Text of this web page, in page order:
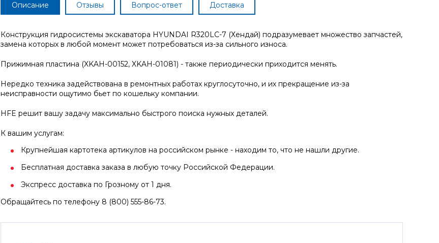
Описание Отзывы Вопрос-ответ Доставка
Конструкция гидросистемы экскаватора HYUNDAI R320LC-7 (Хендай) подразумевает множество запчастей,
замена которых в любой момент может потребоваться из-за сильного износа.
Прижимная пластина (XKAH-00152, XKAH-01081) - также периодически приходится менять.
Нередко техника задействована в ремонтных работах круглосуточно, и их прекращение из-за
неисправности ощутимо бьет по кошельку компании.
HFE решит вашу задачу максимально быстрого поиска нужных деталей.
К вашим услугам:
Крупнейшая картотека артикулов на российском рынке - находим то, что не нашли другие.
Бесплатная доставка заказа в любую точку Российской Федерации.
Экспресс доставка по Грозному от 1 дня.
Обращайтесь по телефону 8 (800) 555-86-73.